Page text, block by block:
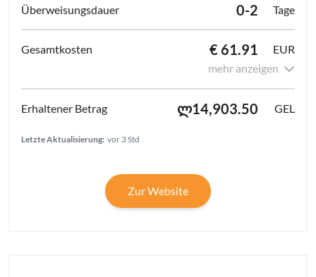
0-2 Tage
€ 61.91
EUR
mehr anzeigen
ლ14,903.50 GEL
Letzte Aktualisierung: vor 3 Std
Zur Website